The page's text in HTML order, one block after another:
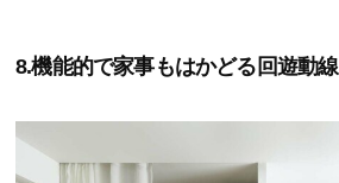
8.機能的で家事もはかどる回遊動線